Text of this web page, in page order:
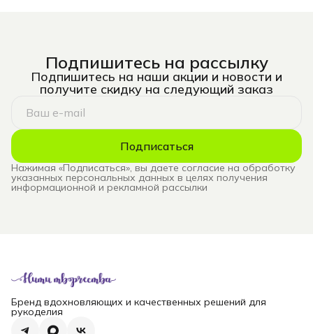
Подпишитесь на рассылку
Подпишитесь на наши акции и новости и
получите скидку на следующий заказ
Подписаться
Нажимая «Подписаться», вы даете согласие на обработку
указанных персональных данных в целях получения
информационной и рекламной рассылки
Бренд вдохновляющих и качественных решений для
рукоделия